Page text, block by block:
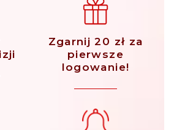
Zgarnij 20 zł za
pierwsze
logowanie!